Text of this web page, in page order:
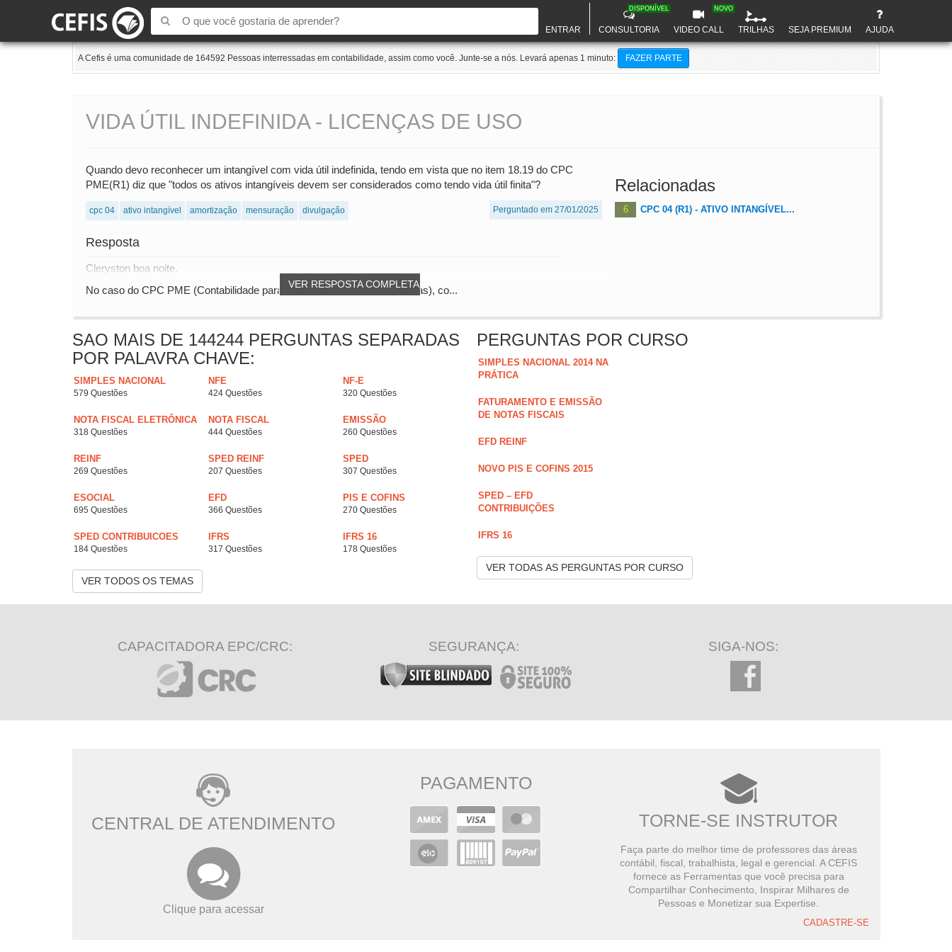
ENTRAR CONSULTORIA
DISPONÍVEL
VIDEO CALL
NOVO
TRILHAS SEJA PREMIUM AJUDA
A Cefis é uma comunidade de 164592 Pessoas interressadas em contabilidade, assim como você. Junte-se a nós. Levará apenas 1 minuto: FAZER PARTE
VIDA ÚTIL INDEFINIDA - LICENÇAS DE USO
Quando devo reconhecer um intangível com vida útil indefinida, tendo em vista que no item 18.19 do CPC
PME(R1) diz que "todos os ativos intangíveis devem ser considerados como tendo vida útil finita"?
cpc 04 ativo intangível amortização mensuração divulgação Perguntado em 27/01/2025
Resposta
VER RESPOSTA COMPLETA
Cleryston boa noite.
No caso do CPC PME (Contabilidade para Pequenas e Médias Empresas), co...
Relacionadas
6 CPC 04 (R1) - ATIVO INTANGÍVEL...
SAO MAIS DE 144244 PERGUNTAS SEPARADAS
POR PALAVRA CHAVE:
SIMPLES NACIONAL
579 Questões
NFE
424 Questões
NF-E
320 Questões
NOTA FISCAL ELETRÔNICA
318 Questões
NOTA FISCAL
444 Questões
EMISSÃO
260 Questões
REINF
269 Questões
SPED REINF
207 Questões
SPED
307 Questões
ESOCIAL
695 Questões
EFD
366 Questões
PIS E COFINS
270 Questões
SPED CONTRIBUICOES
184 Questões
IFRS
317 Questões
IFRS 16
178 Questões
VER TODOS OS TEMAS
PERGUNTAS POR CURSO
SIMPLES NACIONAL 2014 NA
PRÁTICA
FATURAMENTO E EMISSÃO
DE NOTAS FISCAIS
EFD REINF
NOVO PIS E COFINS 2015
SPED – EFD
CONTRIBUIÇÕES
IFRS 16
VER TODAS AS PERGUNTAS POR CURSO
CAPACITADORA EPC/CRC: SEGURANÇA: SIGA-NOS:
CENTRAL DE ATENDIMENTO
Clique para acessar
PAGAMENTO
TORNE-SE INSTRUTOR
Faça parte do melhor time de professores das áreas
contábil, fiscal, trabalhista, legal e gerencial. A CEFIS
fornece as Ferramentas que você precisa para
Compartilhar Conhecimento, Inspirar Milhares de
Pessoas e Monetizar sua Expertise.
CADASTRE-SE